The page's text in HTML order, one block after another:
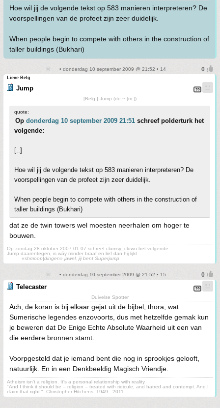
Hoe wil jij de volgende tekst op 583 manieren interpreteren? De
voorspellingen van de profeet zijn zeer duidelijk.
When people begin to compete with others in the construction of
taller buildings (Bukhari)
• donderdag 10 september 2009 @ 21:52 • 14
Lieve Belg
Jump
[Belg.] Jump (de ~ (m.))
quote:
Op donderdag 10 september 2009 21:51 schreef polderturk het
volgende:
[..]
Hoe wil jij de volgende tekst op 583 manieren interpreteren? De
voorspellingen van de profeet zijn zeer duidelijk.
When people begin to compete with others in the construction of
taller buildings (Bukhari)
dat ze de twin towers wel moesten neerhalen om hoger te
bouwen.
Op zondag 28 oktober 2007 01:07 schreef clumsy_clown het volgende:
Jump daarentegen, is wáy minder braaf en lief dan hij lijkt
«shmoop|dingen» jawel, jij bent Superjump
• donderdag 10 september 2009 @ 21:52 • 15
Telecaster
Duivelse Spotter
Ach, de koran is bij elkaar gejat uit de bijbel, thora, wat
Sumerische legendes enzovoorts, dus met hetzelfde gemak kun
je beweren dat De Enige Echte Absolute Waarheid uit een van
die eerdere bronnen stamt.
Voorpgesteld dat je iemand bent die nog in sprookjes gelooft,
natuurlijk. En in een Denkbeeldig Magisch Vriendje.
Atheism isn't a religion. It's a personal relationship with reality.
"And I think it should be – religion – treated with ridicule, and hatred and contempt. And I
claim that right."- Christopher Hitchens, 1949 - 2011